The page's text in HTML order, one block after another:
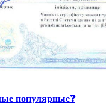
популярные❓